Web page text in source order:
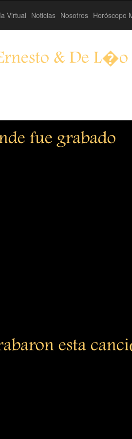
Virtual Noticias Nosotros Horóscopo
& De L�o
fue grabado
esta